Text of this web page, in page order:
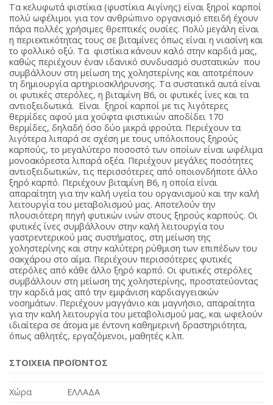
Τα κελυφωτά φιστίκια (φυστίκια Αιγίνης) είναι ξηροί καρποί
πολύ ωφέλιμοι για τον ανθρώπινο οργανισμό επειδή έχουν
πάρα πολλές χρήσιμες θρεπτικές ουσίες. Πολύ μεγάλη είναι
η περιεκτικότητας τους σε βιταμίνες όπως είναι η νιασίνη και
το φολλικό οξύ. Τα φιστίκια κάνουν καλό στην καρδιά μας,
καθώς περιέχουν έναν ιδανικό συνδυασμό συστατικών που
συμβάλλουν στη μείωση της χοληστερίνης και αποτρέπουν
τη δημιουργία αρτηριοσκλήρυνσης. Τα συστατικά αυτά είναι
οι φυτικές στερόλες, η βιταμίνη Β6, οι φυτικές ίνες και τα
αντιοξειδωτικά. Είναι ξηροί καρποί με τις λιγότερες
θερμίδες αφού μια χούφτα φιστικιών αποδίδει 170
θερμίδες, δηλαδή όσο δύο μικρά φρούτα. Περιέχουν τα
λιγότερα λιπαρά σε σχέση με τους υπόλοιπους ξηρούς
καρπούς, το μεγαλύτερο ποσοστό των οποίων είναι ωφέλιμα
μονοακόρεστα λιπαρά οξέα. Περιέχουν μεγάλες ποσότητες
αντιοξειδωτικών, τις περισσότερες από οποιονδήποτε άλλο
ξηρό καρπό. Περιέχουν βιταμίνη Β6, η οποία είναι
απαραίτητη για την καλή υγεία του οργανισμού και την καλή
λειτουργία του μεταβολισμού μας. Αποτελούν την
πλουσιότερη πηγή φυτικών ινών στους ξηρούς καρπούς. Οι
φυτικές ίνες συμβάλλουν στην καλή λειτουργία του
γαστρεντερικού μας συστήματος, στη μείωση της
χοληστερίνης και στην καλύτερη ρύθμιση των επιπέδων του
σακχάρου στο αίμα. Περιέχουν περισσότερες φυτικές
στερόλες από κάθε άλλο ξηρό καρπό. Οι φυτικές στερόλες
συμβάλλουν στη μείωση της χοληστερίνης, προστατεύοντας
την καρδιά μας από την εμφάνιση καρδιαγγειακών
νοσημάτων. Περιέχουν μαγγάνιο και μαγνήσιο, απαραίτητα
για την καλή λειτουργία του μεταβολισμού μας, και ωφελούν
ιδιαίτερα σε άτομα με έντονη καθημερινή δραστηριότητα,
όπως αθλητές, εργαζόμενοι, μαθητές κ.λπ.
ΣΤΟΙΧΕΙΑ ΠΡΟΪΟΝΤΟΣ
Χώρα ΕΛΛΑΔΑ